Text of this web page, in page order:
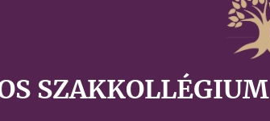
SZAKKOLLÉGIUM